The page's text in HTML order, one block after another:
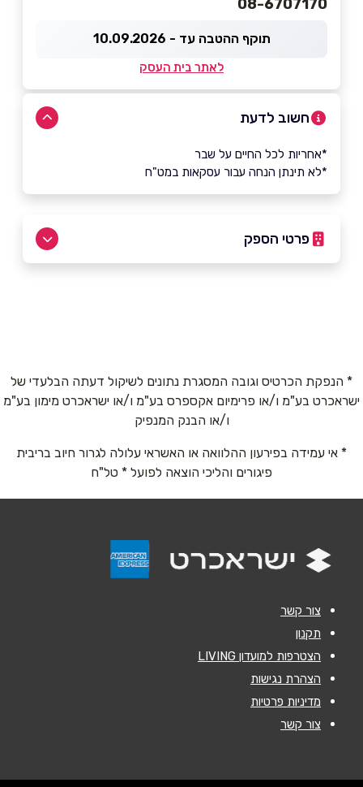
08-6707170
תוקף ההטבה עד - 10.09.2026
לאתר בית העסק
חשוב לדעת
*אחריות לכל החיים על שבר
*לא תינתן הנחה עבור עסקאות במט"ח
פרטי הספק
שם מלא*
טלפון*
נושא*
הודעה
* הנפקת הכרטיס וגובה המסגרת נתונים לשיקול דעתה הבלעדי של
ישראכרט בע"מ ו/או פרימיום אקספרס בע"מ ו/או ישראכרט מימון בע"מ
ו/או הבנק המנפיק
* אי עמידה בפירעון ההלוואה או האשראי עלולה לגרור חיוב בריבית
פיגורים והליכי הוצאה לפועל * טל"ח
צור קשר
תקנון
הצטרפות למועדון LIVING
הצהרת נגישות
מדיניות פרטיות
צור קשר